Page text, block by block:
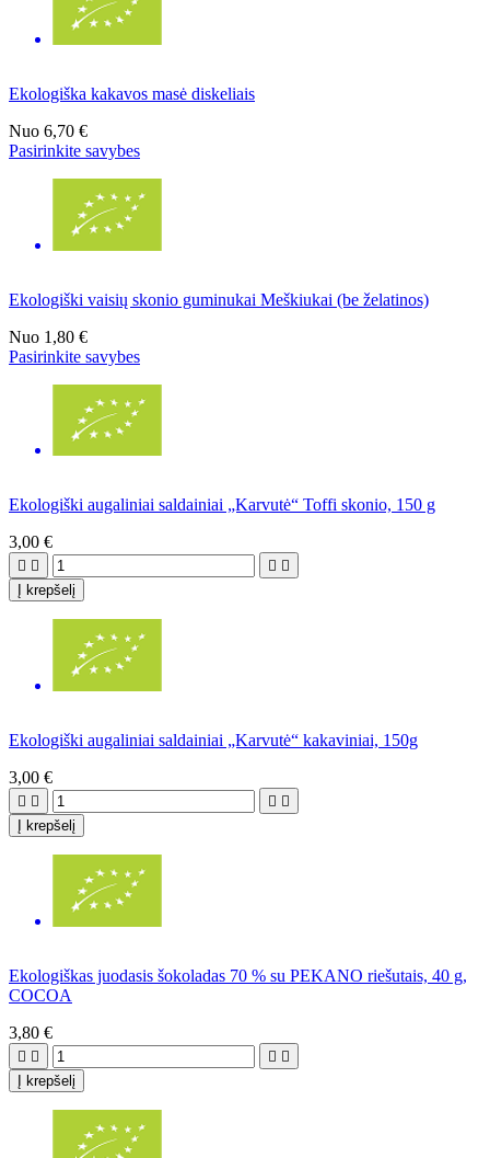
Ekologiška kakavos masė diskeliais
Nuo 6,70 €
Pasirinkite savybes
Ekologiški vaisių skonio guminukai Meškiukai (be želatinos)
Nuo 1,80 €
Pasirinkite savybes
Ekologiški augaliniai saldainiai „Karvutė“ Toffi skonio, 150 g
3,00 €
   
Į krepšelį
Ekologiški augaliniai saldainiai „Karvutė“ kakaviniai, 150g
3,00 €
   
Į krepšelį
Ekologiškas juodasis šokoladas 70 % su PEKANO riešutais, 40 g,
COCOA
3,80 €
   
Į krepšelį